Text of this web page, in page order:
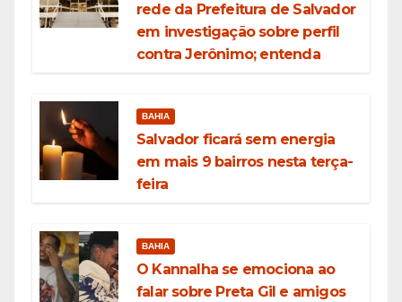
rede da Prefeitura de Salvador
em investigação sobre perfil
contra Jerônimo; entenda
BAHIA
Salvador ficará sem energia
em mais 9 bairros nesta terça-
feira
BAHIA
O Kannalha se emociona ao
falar sobre Preta Gil e amigos